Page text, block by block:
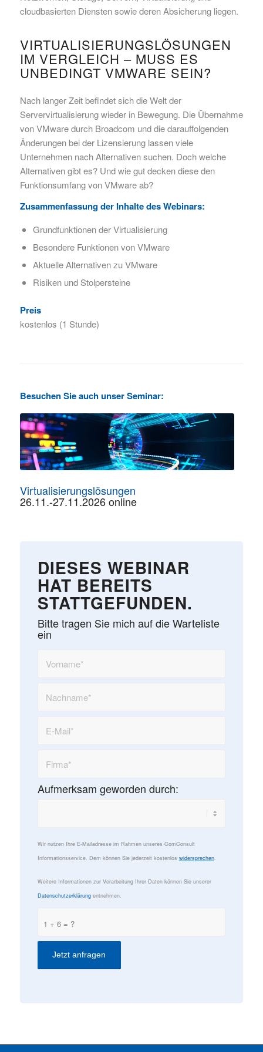
cloudbasierten Diensten sowie deren Absicherung liegen.
VIRTUALISIERUNGSLÖSUNGEN
IM VERGLEICH – MUSS ES
UNBEDINGT VMWARE SEIN?
Nach langer Zeit befindet sich die Welt der
Servervirtualisierung wieder in Bewegung. Die Übernahme
von VMware durch Broadcom und die darauffolgenden
Änderungen bei der Lizensierung lassen viele
Unternehmen nach Alternativen suchen. Doch welche
Alternativen gibt es? Und wie gut decken diese den
Funktionsumfang von VMware ab?
Zusammenfassung der Inhalte des Webinars:
Grundfunktionen der Virtualisierung
Besondere Funktionen von VMware
Aktuelle Alternativen zu VMware
Risiken und Stolpersteine
Preis
kostenlos (1 Stunde)
Besuchen Sie auch unser Seminar:
Virtualisierungslösungen
26.11.-27.11.2026 online
DIESES WEBINAR
HAT BEREITS
STATTGEFUNDEN.
Bitte tragen Sie mich auf die Warteliste
ein
Aufmerksam geworden durch:
Wir nutzen Ihre E-Mailadresse im Rahmen unseres ComConsult
Informationsservice. Dem können Sie jederzeit kostenlos widersprechen.
Weitere Informationen zur Verarbeitung Ihrer Daten können Sie unserer
Datenschutzerklärungentnehmen.
1 + 6 = ?